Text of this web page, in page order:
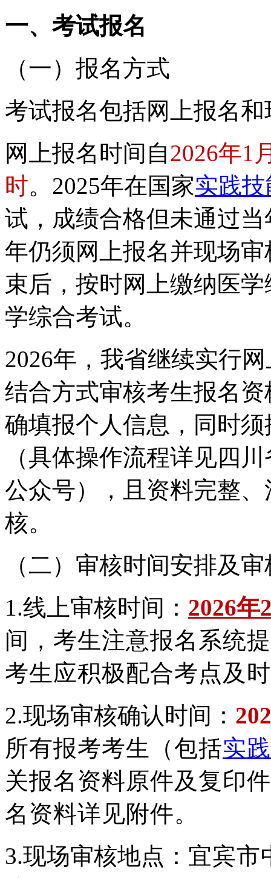
一、 考试报名
（一）报名方式
考试报名包括网上报名
网上报名时间自2026年1
时。2025年在国家实践
试，成绩合格但未通过
年仍须网上报名并现场审
束后，按时网上缴纳医
学综合考试。
2026年，我省继续实行
结合方式审核考生报名
确填报个人信息，同时
（具体操作流程详见四
公众号），且资料完整
核。
（二）审核时间安排及
1.线上审核时间： 2026年
间，考生注意报名系统
考生应积极配合考点及
2.现场审核确认时间：
所有报考考生（包括实
关报名资料原件及复印
名资料详见附件。
3.现场审核地点： 宜宾市